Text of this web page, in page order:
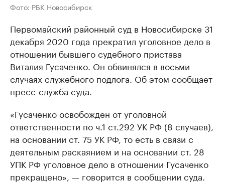
Фото: РБК Новосибирск
Первомайский районный суд в Новосибирске 31
декабря 2020 года прекратил уголовное дело в
отношении бывшего судебного пристава
Виталия Гусаченко. Он обвинялся в восьми
случаях служебного подлога. Об этом сообщает
пресс-служба суда.
«Гусаченко освобожден от уголовной
ответственности по ч.1 ст.292 УК РФ (8 случаев),
на основании ст. 75 УК РФ, то есть в связи с
деятельным раскаянием и на основании ст. 28
УПК РФ уголовное дело в отношении Гусаченко
прекращено», — говорится в сообщении суда.